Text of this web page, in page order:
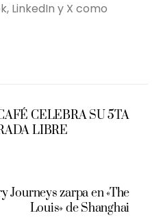
LinkedIn y X como
CELEBRA SU 5TA
LIBRE
Journeys zarpa en «The
Louis» de Shanghai